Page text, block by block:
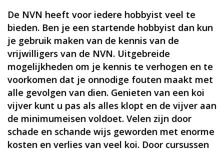
De NVN heeft voor iedere hobbyist veel te
bieden. Ben je een startende hobbyist dan kun
je gebruik maken van de kennis van de
vrijwilligers van de NVN. Uitgebreide
mogelijkheden om je kennis te verhogen en te
voorkomen dat je onnodige fouten maakt met
alle gevolgen van dien. Genieten van een koi
vijver kunt u pas als alles klopt en de vijver aan
de minimumeisen voldoet. Velen zijn door
schade en schande wijs geworden met enorme
kosten en verlies van veel koi. Door cursussen